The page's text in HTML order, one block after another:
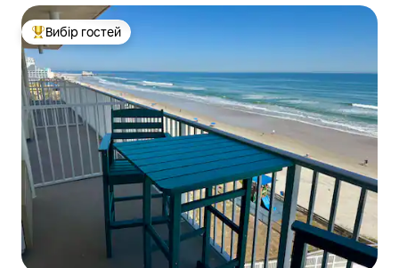
Топ вибір гостей
Вибір гостей